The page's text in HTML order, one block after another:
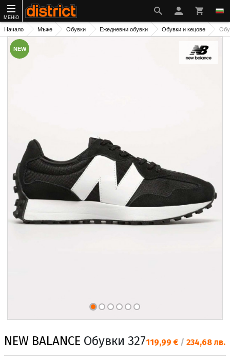
МЕНЮ
Начало Мъже Обувки Ежедневни обувки Обувки и кецове
NEW
NEW BALANCE Обувки 327Текуща цена:
119,99 € / 234,68 лв.